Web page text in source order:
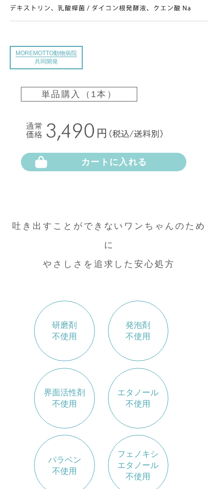
MOREMOTTO動物病院
共同開発
単品購入（1本）
カートに入れる
吐き出すことができないワンちゃんのため
に
やさしさを追求した安心処方
研磨剤
不使用
発泡剤
不使用
界面活性剤
不使用
エタノール
不使用
パラベン
不使用
フェノキシ
エタノール
不使用